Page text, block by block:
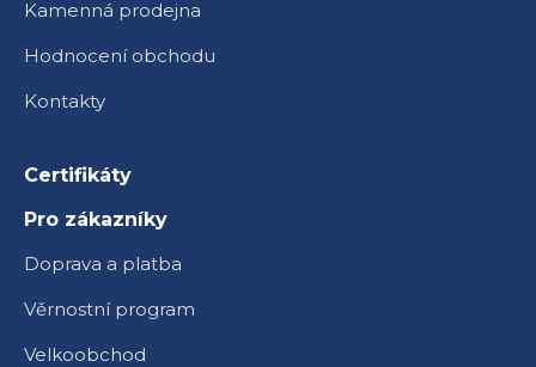
Kamenná prodejna
Hodnocení obchodu
Kontakty
Certifikáty
Pro zákazníky
Doprava a platba
Věrnostní program
Velkoobchod